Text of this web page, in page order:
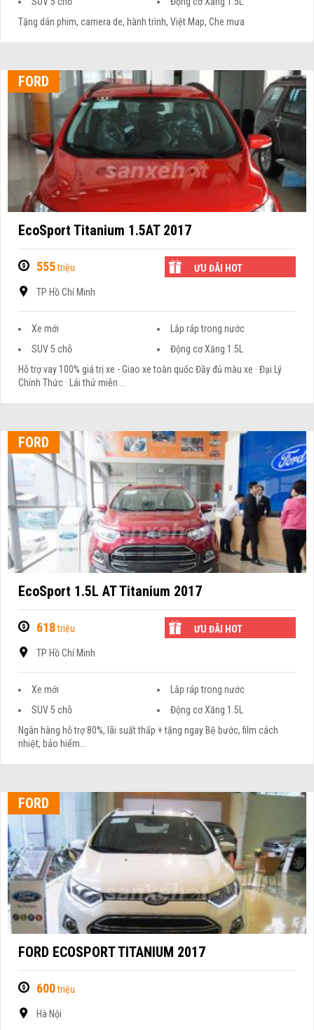
Tặng dán phim, camera de, hành trình, Việt Map, Che mưa
FORD
EcoSport Titanium 1.5AT 2017
555triệu ƯU ĐÃI HOT
TP Hồ Chí Minh
Xe mới
Lắp ráp trong nước
SUV 5 chỗ
Động cơ Xăng 1.5L
Hỗ trợ vay 100% giá trị xe - Giao xe toàn quốc Đầy đủ màu xe · Đại Lý
Chính Thức · Lái thử miễn ...
FORD
EcoSport 1.5L AT Titanium 2017
618triệu ƯU ĐÃI HOT
TP Hồ Chí Minh
Xe mới
Lắp ráp trong nước
SUV 5 chỗ
Động cơ Xăng 1.5L
Ngân hàng hỗ trợ 80%, lãi suất thấp + tặng ngay Bệ bước, film cách
nhiệt, bảo hiểm...
FORD
FORD ECOSPORT TITANIUM 2017
600triệu
Hà Nội